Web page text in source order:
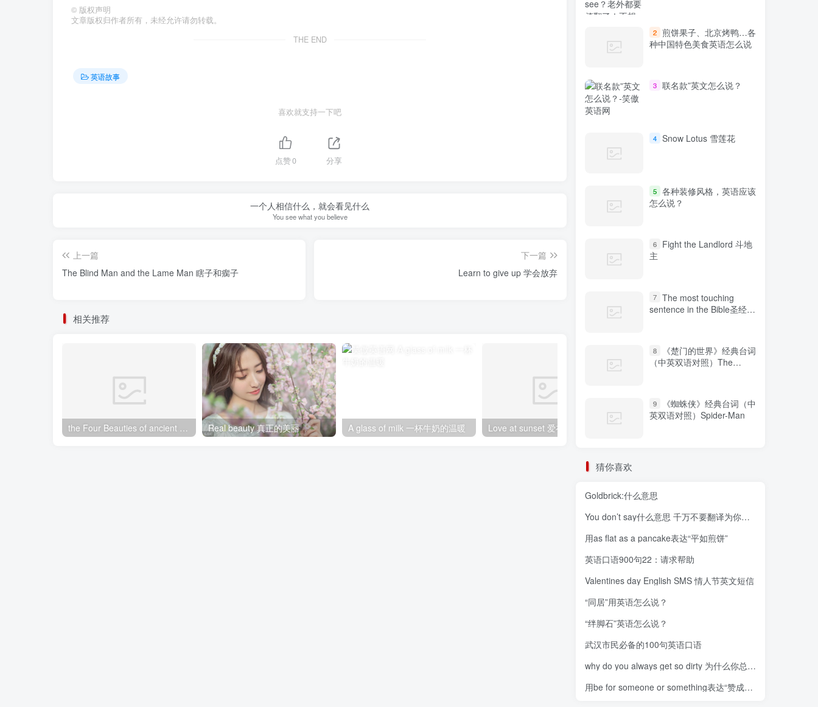
© 版权声明
文章版权归作者所有，未经允许请勿转载。
THE END
英语故事
喜欢就支持一下吧
点赞0 分享
一个人相信什么，就会看见什么
You see what you believe
上一篇
The Blind Man and the Lame Man 瞎子和瘸子
下一篇
Learn to give up 学会放弃
相关推荐
the Four Beauties of ancient China中国古代四大美女 Real beauty 真正的美丽 A glass of milk 一杯牛奶的温暖 Love at sunset 爱在日出时
2 煎饼果子、北京烤鸭…各
种中国特色美食英语怎么说
3 联名款”英文怎么说？
4 Snow Lotus 雪莲花
5 各种装修风格，英语应该
怎么说？
6
Fight the Landlord 斗地
主
7 The most touching
sentence in the Bible圣经中
8
《楚门的世界》经典台词
（中英双语对照）The
9
《蜘蛛侠》经典台词（中
英双语对照）Spider-Man
猜你喜欢
Goldbrick:什么意思
You don’t say什么意思 千万不要翻译为你不能说
用as flat as a pancake表达“平如煎饼”
英语口语900句22：请求帮助
Valentines day English SMS 情人节英文短信
“同居”用英语怎么说？
“绊脚石”英语怎么说？
武汉市民必备的100句英语口语
why do you always get so dirty 为什么你总那么脏呢
用be for someone or something表达“赞成、同意、支持”